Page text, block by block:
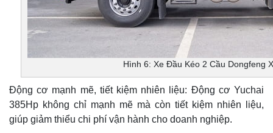
Hình 6: Xe Đầu Kéo 2 Cầu Dongfeng
Động cơ mạnh mẽ, tiết kiệm nhiên liệu: Động cơ Yuchai
385Hp không chỉ mạnh mẽ mà còn tiết kiệm nhiên liệu,
giúp giảm thiểu chi phí vận hành cho doanh nghiệp.